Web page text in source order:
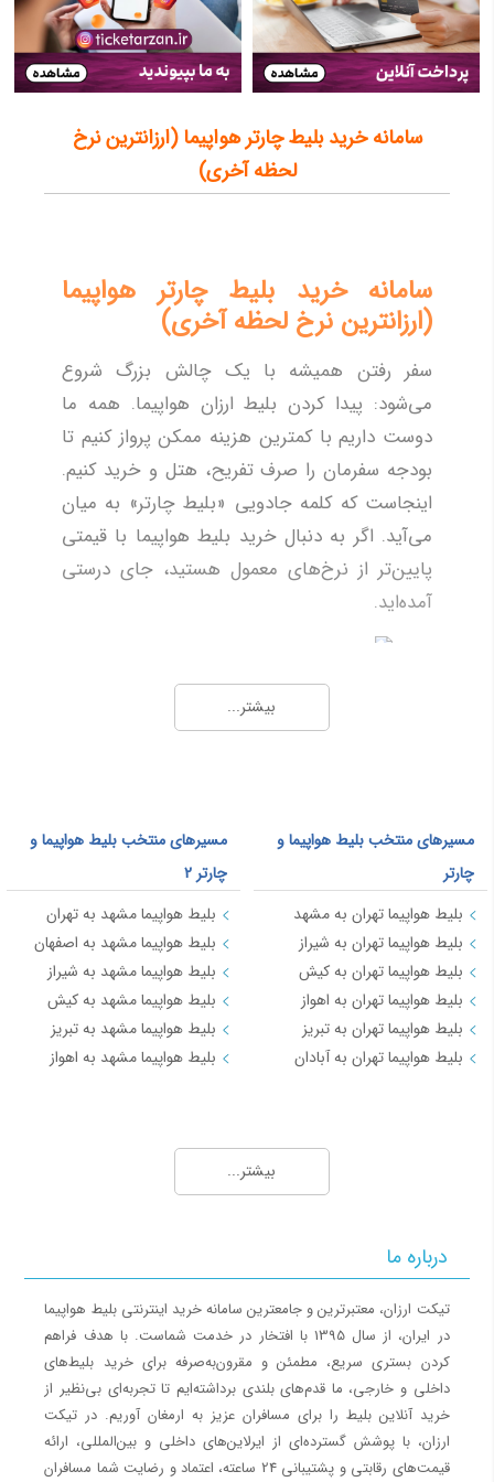
مسکو(ونوکووا)
20,511
لامرد
10,403
سنت پتر بورگ
44,463
لاهور
58,393
7,283
8,697
12,057
دالامان
29,639
رشت
5,472
سیرجان
9,544
کوالالامپور
130,065
62,935
سامانه خرید بلیط چارتر هواپیما (ارزانترین نرخ
لحظه آخری)
سامانه خرید بلیط چارتر هواپیما
(ارزانترین نرخ لحظه آخری)
سفر رفتن همیشه با یک چالش بزرگ شروع
می‌شود: پیدا کردن بلیط ارزان هواپیما. همه ما
دوست داریم با کمترین هزینه ممکن پرواز کنیم تا
بودجه سفرمان را صرف تفریح، هتل و خرید کنیم.
اینجاست که کلمه جادویی «بلیط چارتر» به میان
می‌آید. اگر به دنبال خرید بلیط هواپیما با قیمتی
پایین‌تر از نرخ‌های معمول هستید، جای درستی
آمده‌اید.
سامانه تیکت ارزان با دسترسی مستقیم به تمام
آژانس‌های چارترکننده معتبر کشور، یک موتور
شما شکار می‌کند. چه به دنبال یک پرواز کاری فوری
باشید و چه یک سفر تفریحی برنامه‌ریزی شده، ما
تضمین می‌کنیم که خرید بلیط چارتر از طریق این
سامانه، اقتصادی‌ترین گزینه روی میز شماست.
در ادامه، هر آنچه باید درباره پروازهای چارتر،
تفاوت آن‌ها با سیستمی و ترفندهای خرید ارزان
بدانید را برایتان بازگو می‌کنیم.
بلیط چارتر چیست و چرا ارزان‌تر
گردشگری، زمانی که یک آژانس مسافرتی یا شرکت
توریستی، تمام یا بخشی از صندلی‌های یک پرواز را
از ایرلاین (مثلاً ماهان یا ایران‌ایر) پیش‌خرید
می‌کند، به آن پرواز، پرواز چارتر می‌گویند.
بیشتر...
مسیرهای منتخب بلیط هواپیما و
چارتر
بلیط هواپیما تهران به مشهد
بلیط هواپیما تهران به شیراز
بلیط هواپیما تهران به کیش
بلیط هواپیما تهران به اهواز
بلیط هواپیما تهران به تبریز
بلیط هواپیما تهران به آبادان
مسیرهای منتخب بلیط هواپیما و
چارتر 2
بلیط هواپیما مشهد به تهران
بلیط هواپیما مشهد به اصفهان
بلیط هواپیما مشهد به شیراز
بلیط هواپیما مشهد به کیش
بلیط هواپیما مشهد به تبریز
بلیط هواپیما مشهد به اهواز
بلیط هواپیما کیش به تهران
بلیط هواپیما کیش به اهواز
بلیط هواپیما کیش به بندرعباس
مسیرهای منتخب بلیط هواپیما و چارتر 4
بلیط هواپیما اهواز به تهران
بلیط هواپیما اهواز به مشهد
بلیط هواپیما اصفهان به تهران
بیشتر...
درباره ما
تیکت ارزان، معتبرترین و جامعترین سامانه خرید اینترنتی بلیط هواپیما
در ایران، از سال 1395 با افتخار در خدمت شماست. با هدف فراهم
کردن بستری سریع، مطمئن و مقرون‌به‌صرفه برای خرید بلیط‌های
داخلی و خارجی، ما قدم‌های بلندی برداشته‌ایم تا تجربه‌ای بی‌نظیر از
خرید آنلاین بلیط را برای مسافران عزیز به ارمغان آوریم. در تیکت
ارزان، با پوشش گسترده‌ای از ایرلاین‌های داخلی و بین‌المللی، ارائه
قیمت‌های رقابتی و پشتیبانی 24 ساعته، اعتماد و رضایت شما مسافران